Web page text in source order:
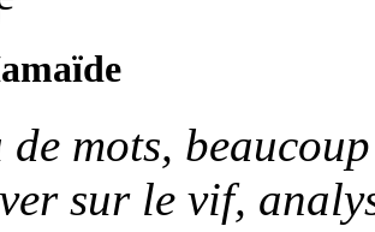
de mots,
sur le vif,